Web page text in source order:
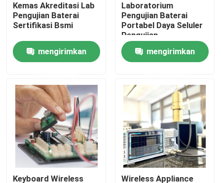
Hubungi kami
Berita
Permintaan Penawaran
Layanan sertifikasi Eropa
Layanan sertifikasi Amerika Utara
Layanan sertifikasi Tiongkok
Kemas Akreditasi Lab
Pengujian Baterai
Sertifikasi Bsmi
mengirimkan
Laboratorium
Pengujian Baterai
Portabel Daya Seluler
Pengujian
Laboratorium Iec Lab
Ul
mengirimkan
Keyboard Wireless Wireless Appliance